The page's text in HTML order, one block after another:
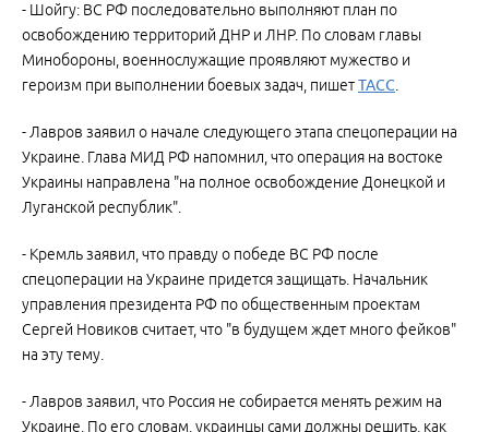
- Шойгу: ВС РФ последовательно выполняют план по
освобождению территорий ДНР и ЛНР. По словам главы
Минобороны, военнослужащие проявляют мужество и
героизм при выполнении боевых задач, пишетТАСС
- Лавров заявил о начале следующего этапа спецоперации на
Украине. Глава МИД РФ напомнил, что операция на востоке
Украины направлена "на полное освобождение Донецкой и
Луганской республик".
- Кремль заявил, что правду о победе ВС РФ после
спецоперации на Украине придется защищать. Начальник
управления президента РФ по общественным проектам
Сергей Новиков считает, что "в будущем ждет много фейков"
на эту тему.
- Лавров заявил, что Россия не собирается менять режим на
Украине. По его словам, украинцы сами должны решить, как